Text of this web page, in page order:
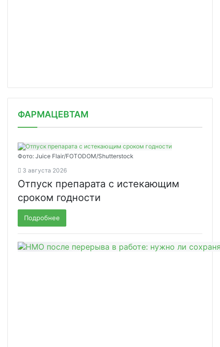
ФАРМАЦЕВТАМ
Фото: Juice Flair/FOTODOM/Shutterstoсk
3 августа 2026
Отпуск препарата с истекающим
сроком годности
Подробнее